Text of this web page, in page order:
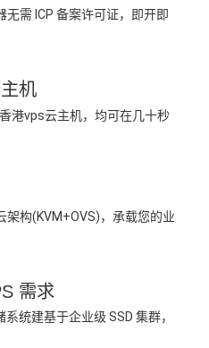
无需 ICP 备案许可证，即开即
机
港vps云主机，均可在几十秒
架构(KVM+OVS)，承载您的业
需求
统建基于企业级 SSD 集群，